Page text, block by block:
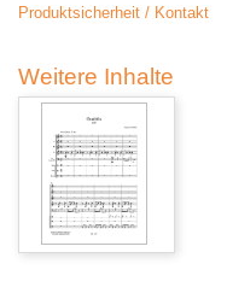
Produktsicherheit / Kontakt
Weitere Inhalte